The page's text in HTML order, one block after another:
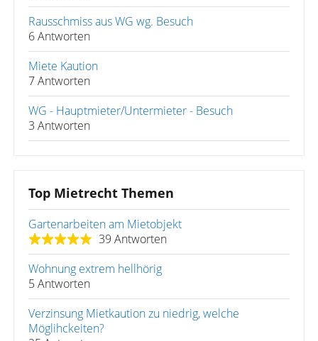
Rausschmiss aus WG wg. Besuch
6 Antworten
Miete Kaution
7 Antworten
WG - Hauptmieter/Untermieter - Besuch
3 Antworten
Top Mietrecht Themen
Gartenarbeiten am Mietobjekt
39 Antworten
Wohnung extrem hellhörig
5 Antworten
Verzinsung Mietkaution zu niedrig, welche
Möglihckeiten?